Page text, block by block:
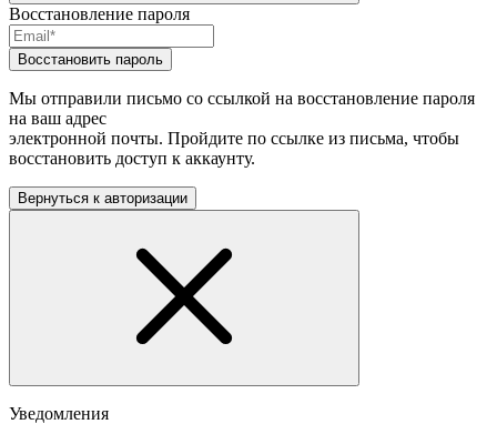
Восстановление пароля
Восстановить пароль
Мы отправили письмо со ссылкой на восстановление пароля
на ваш адрес
электронной почты. Пройдите по ссылке из письма, чтобы
восстановить доступ к аккаунту.
Вернуться к авторизации
Уведомления